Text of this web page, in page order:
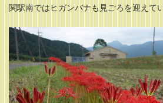
関駅南ではヒガンバナも見ごろを迎えて